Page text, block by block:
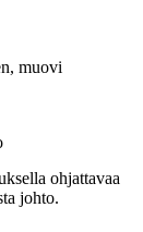
muovi
ohjattavaa
johto.